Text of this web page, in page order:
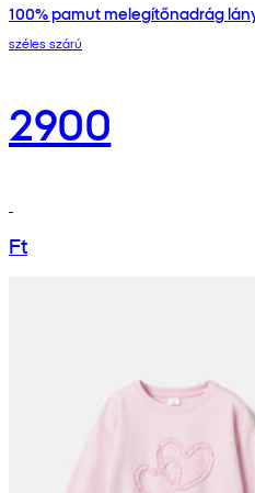
100% pamut melegítőnadrág
széles szárú
2900
Ft